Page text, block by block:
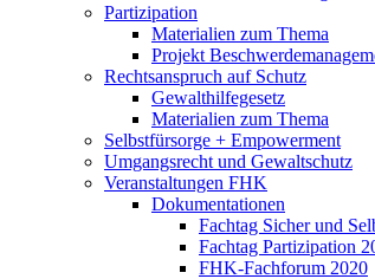
Partizipation
Materialien zum Thema
Projekt
Rechtsanspruch auf Schutz
Gewalthilfegesetz
Materialien zum Thema
Selbstfürsorge + Empowerment
Umgangsrecht und Gewaltschutz
Veranstaltungen FHK
Dokumentationen
Fachtag Sicher und
Fachtag Partizipation
FHK-Fachforum 2020